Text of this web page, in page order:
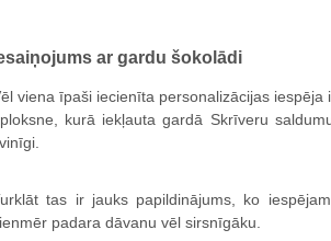
ar gardu šokolādi
viena īpaši iecienīta personalizācijas
kurā iekļauta gardā Skrīveru
tas ir jauks papildinājums, ko
padara dāvanu vēl sirsnīgāku.